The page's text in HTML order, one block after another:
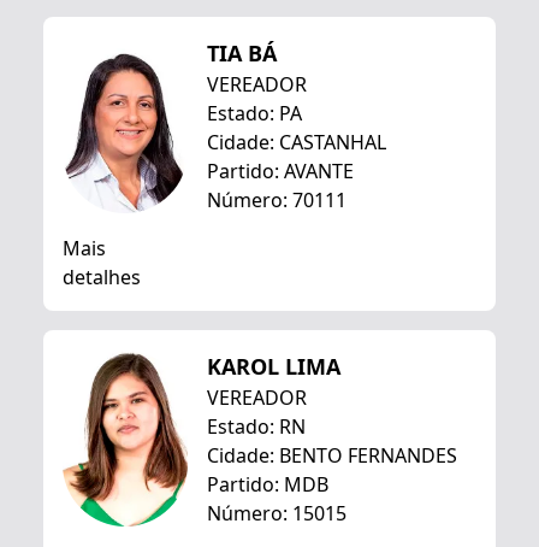
TIA BÁ
VEREADOR
Estado: PA
Cidade: CASTANHAL
Partido: AVANTE
Número: 70111
Mais
detalhes
KAROL LIMA
VEREADOR
Estado: RN
Cidade: BENTO FERNANDES
Partido: MDB
Número: 15015